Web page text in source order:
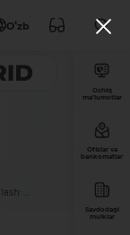
Oʻzb
...
Ochiq
ma’lumotlar
Ofislar va
bankomatlar
Savdodagi
mulklar